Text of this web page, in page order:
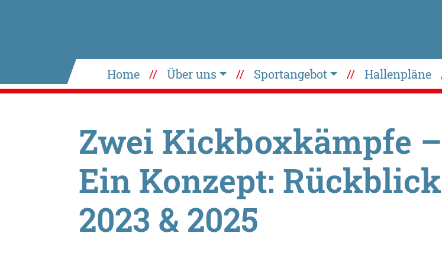
Home Über uns Sportangebot Hallenpläne
Zwei Kickboxkämpfe –
Ein Konzept: Rückblick
2023 & 2025